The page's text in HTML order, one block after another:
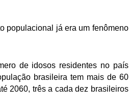
populacional já era um fenômeno
de idosos residentes no país
brasileira tem mais de 60
2060, três a cada dez brasileiros